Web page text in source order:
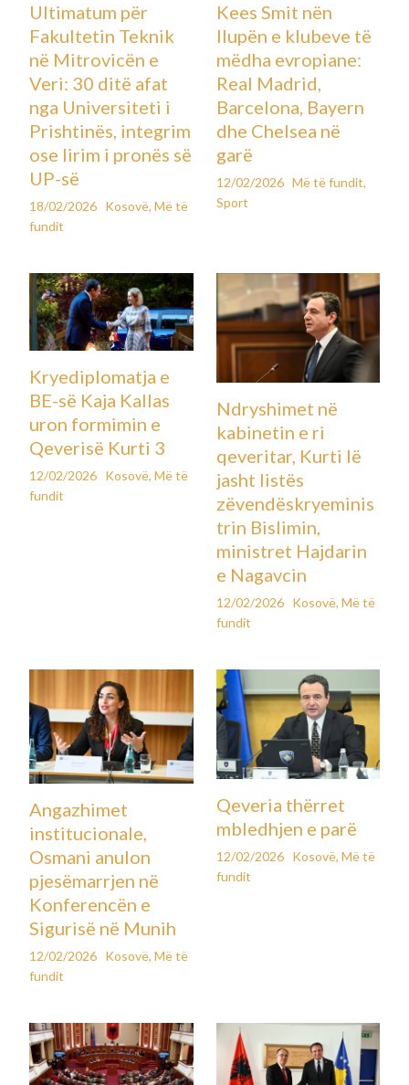
Ultimatum për
Fakultetin Teknik
në Mitrovicën e
Veri: 30 ditë afat
nga Universiteti i
Prishtinës, integrim
ose lirim i pronës së
UP-së
18/02/2026 Kosovë,Më të
fundit
Kees Smit nën
llupën e klubeve të
mëdha evropiane:
Real Madrid,
Barcelona, Bayern
dhe Chelsea në
garë
12/02/2026 Më të fundit,
Sport
Kryediplomatja e
BE-së Kaja Kallas
uron formimin e
Qeverisë Kurti 3
12/02/2026 Kosovë,Më të
fundit
Ndryshimet në
kabinetin e ri
qeveritar, Kurti lë
jasht listës
zëvendëskryeminis
trin Bislimin,
ministret Hajdarin
e Nagavcin
12/02/2026 Kosovë, Më të
fundit
Angazhimet
institucionale,
Osmani anulon
pjesëmarrjen në
Konferencën e
Sigurisë në Munih
12/02/2026 Kosovë,Më të
fundit
Qeveria thërret
mbledhjen e parë
12/02/2026 Kosovë, Më të
fundit